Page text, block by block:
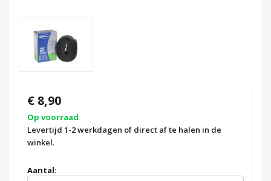
€ 8,90
Op voorraad
Levertijd 1-2 werkdagen of direct af te halen in de
winkel.
Aantal: